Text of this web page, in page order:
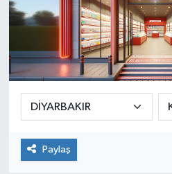
Paylaş